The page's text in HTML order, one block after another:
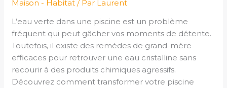
Maison - Habitat / Par Laurent
L’eau verte dans une piscine est un problème
fréquent qui peut gâcher vos moments de détente.
Toutefois, il existe des remèdes de grand-mère
efficaces pour retrouver une eau cristalline sans
recourir à des produits chimiques agressifs.
Découvrez comment transformer votre piscine